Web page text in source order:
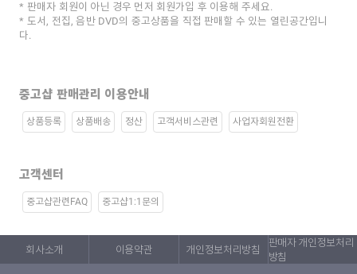
판매자 회원이 아닌 경우 먼저 회원가입 후 이용해 주세요.
도서, 전집, 음반 DVD의 중고상품을 직접 판매할 수 있는 열린공간입니
다.
중고샵 판매관리 이용안내
상품등록 상품배송 정산 고객서비스관련 사업자회원전환
고객센터
중고샵관련FAQ 중고샵1:1문의
회사소개 이용약관 개인정보처리방침
판매자 개인정보처리
방침